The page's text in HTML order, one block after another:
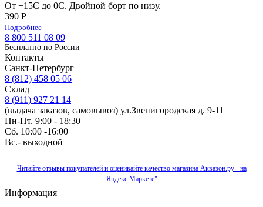
От +15С до 0С. Двойной борт по низу.
390 Р
Подробнее
8 800 511 08 09
Бесплатно по Роcсии
Контакты
Санкт-Петербург
8 (812) 458 05 06
Склад
8 (911) 927 21 14
(выдача заказов, самовывоз) ул.Звенигородская д. 9-11
Пн-Пт. 9:00 - 18:30
Сб. 10:00 -16:00
Вс.- выходной
Читайте отзывы покупателей и оценивайте качество магазина Аквазон.ру - на
Яндекс.Маркете"
Информация